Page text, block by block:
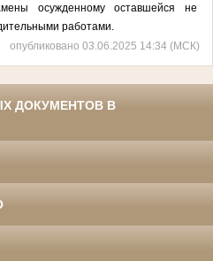
осужденному оставшейся не
работами.
опубликовано 03.06.2025 14:34 (МСК)
ДОКУМЕНТОВ В